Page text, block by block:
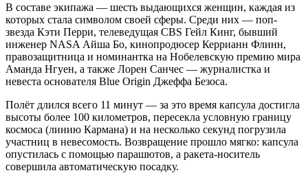
В составе экипажа — шесть выдающихся женщин, каждая из
которых стала символом своей сферы. Среди них — поп-
звезда Кэти Перри, телеведущая CBS Гейл Кинг, бывший
инженер NASA Айша Бо, кинопродюсер Керрианн Флинн,
правозащитница и номинантка на Нобелевскую премию мира
Аманда Нгуен, а также Лорен Санчес — журналистка и
невеста основателя Blue Origin Джеффа Безоса.
Полёт длился всего 11 минут — за это время капсула достигла
высоты более 100 километров, пересекла условную границу
космоса (линию Кармана) и на несколько секунд погрузила
участниц в невесомость. Возвращение прошло мягко: капсула
опустилась с помощью парашютов, а ракета-носитель
совершила автоматическую посадку.